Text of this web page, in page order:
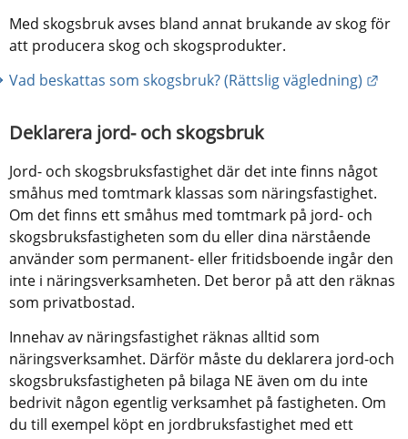
Med skogsbruk avses bland annat brukande av skog för
att producera skog och skogsprodukter.
Vad beskattas som skogsbruk? (Rättslig vägledning)
Deklarera jord- och skogsbruk
Jord- och skogsbruksfastighet där det inte finns något
småhus med tomtmark klassas som näringsfastighet.
Om det finns ett småhus med tomtmark på jord- och
skogsbruksfastigheten som du eller dina närstående
använder som permanent- eller fritidsboende ingår den
inte i näringsverksamheten. Det beror på att den räknas
som privatbostad.
Innehav av näringsfastighet räknas alltid som
näringsverksamhet. Därför måste du deklarera jord-och
skogsbruksfastigheten på bilaga NE även om du inte
bedrivit någon egentlig verksamhet på fastigheten. Om
du till exempel köpt en jordbruksfastighet med ett